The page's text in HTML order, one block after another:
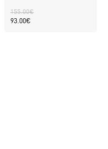
155.00€
93.00€